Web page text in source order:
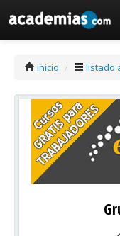
inicio / listado